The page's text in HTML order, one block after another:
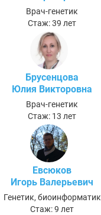
Врач-генетик
Стаж: 39 лет
Брусенцова
Юлия Викторовна
Врач-генетик
Стаж: 13 лет
Евсюков
Игорь Валерьевич
Генетик, биоинформатик
Стаж: 9 лет